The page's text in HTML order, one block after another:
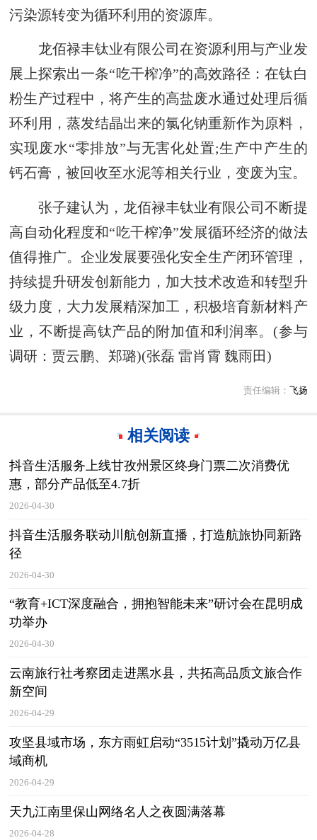
污染源转变为循环利用的资源库。
龙佰禄丰钛业有限公司在资源利用与产业发
展上探索出一条“吃干榨净”的高效路径：在钛白
粉生产过程中，将产生的高盐废水通过处理后循
环利用，蒸发结晶出来的氯化钠重新作为原料，
实现废水“零排放”与无害化处置;生产中产生的
钙石膏，被回收至水泥等相关行业，变废为宝。
张子建认为，龙佰禄丰钛业有限公司不断提
高自动化程度和“吃干榨净”发展循环经济的做法
值得推广。企业发展要强化安全生产闭环管理，
持续提升研发创新能力，加大技术改造和转型升
级力度，大力发展精深加工，积极培育新材料产
业，不断提高钛产品的附加值和利润率。(参与
调研：贾云鹏、郑璐)(张磊 雷肖霄 魏雨田)
责任编辑： 飞扬
相关阅读
抖音生活服务上线甘孜州景区终身门票二次消费优
惠，部分产品低至4.7折
2026-04-30
抖音生活服务联动川航创新直播，打造航旅协同新路
径
2026-04-30
“教育+ICT深度融合，拥抱智能未来”研讨会在昆明成
功举办
2026-04-30
云南旅行社考察团走进黑水县，共拓高品质文旅合作
新空间
2026-04-29
攻坚县域市场，东方雨虹启动“3515计划”撬动万亿县
域商机
2026-04-29
天九江南里保山网络名人之夜圆满落幕
2026-04-28